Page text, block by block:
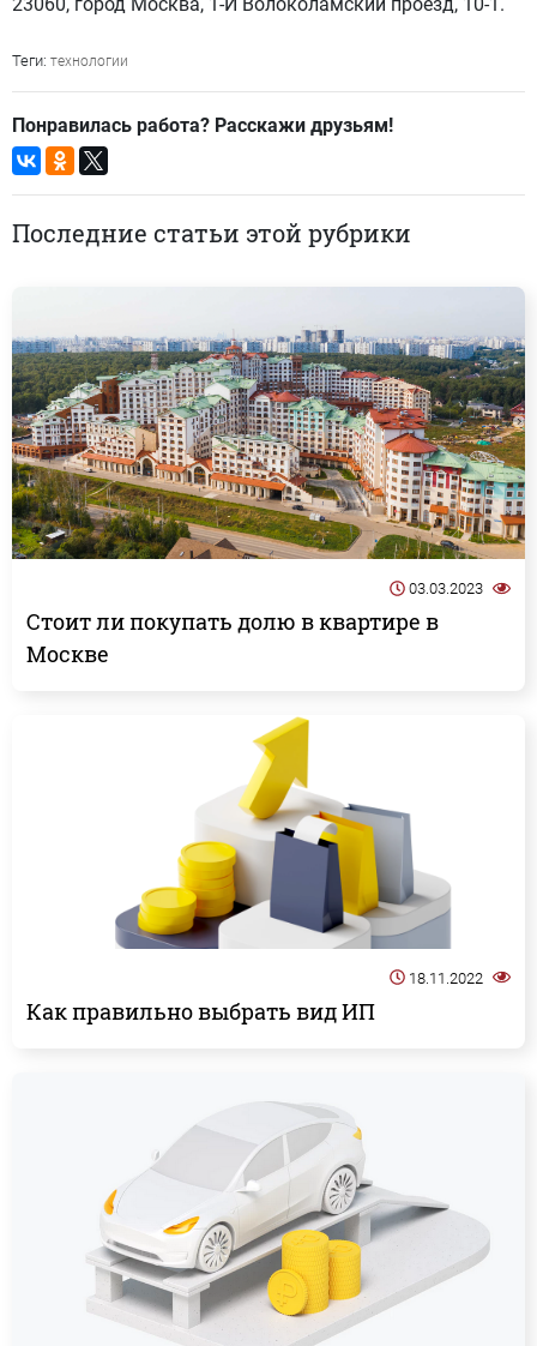
Теги: технологии
Понравилась работа? Расскажи друзьям!
Последние статьи этой рубрики
03.03.2023
Стоит ли покупать долю в квартире в
Москве
18.11.2022
Как правильно выбрать вид ИП